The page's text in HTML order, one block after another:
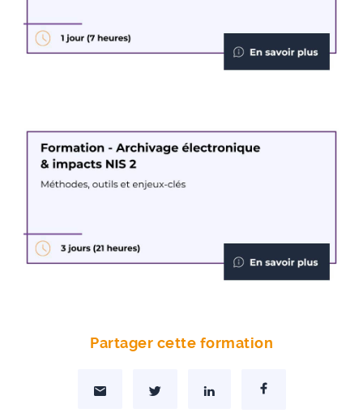
Partager cette formation
Partager par MailPartager sur TwitterPartager sur Linkedin